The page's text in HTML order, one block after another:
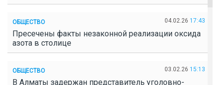
ОБЩЕСТВО 04.02.26 17:43
Пресечены факты незаконной реализации оксида
азота в столице
ОБЩЕСТВО 03.02.26 15:13
В Алматы задержан представитель уголовно-